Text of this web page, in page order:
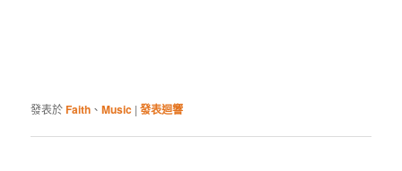
發表於Faith 、Music |發表迴響